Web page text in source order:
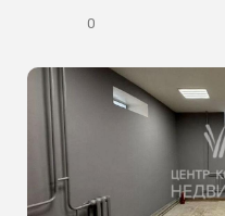
0